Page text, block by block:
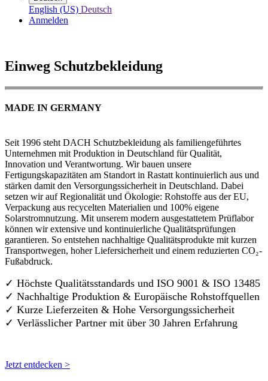
English (US) Deutsch
Anmelden
Einweg Schutzbekleidung
MADE IN GERMANY
Seit 1996 steht DACH Schutzbekleidung als familiengeführtes
Unternehmen mit Produktion in Deutschland für Qualität,
Innovation und Verantwortung. Wir bauen unsere
Fertigungskapazitäten am Standort in Rastatt kontinuierlich aus und
stärken damit den Versorgungssicherheit in Deutschland. Dabei
setzen wir auf Regionalität und Ökologie: Rohstoffe aus der EU,
Verpackung aus recycelten Materialien und 100% eigene
Solarstromnutzung. Mit unserem modern ausgestattetem Prüflabor
können wir extensive und kontinuierliche Qualitätsprüfungen
garantieren. So entstehen nachhaltige Qualitätsprodukte mit kurzen
Transportwegen, hoher Liefersicherheit und einem reduzierten CO₂-
Fußabdruck.
✓ Höchste Qualitätsstandards und ISO 9001 & ISO 13485
✓ Nachhaltige Produktion & Europäische Rohstoffquellen
✓ Kurze Lieferzeiten & Hohe Versorgungssicherheit
✓ Verlässlicher Partner mit über 30 Jahren Erfahrung
Jetzt entdecken >